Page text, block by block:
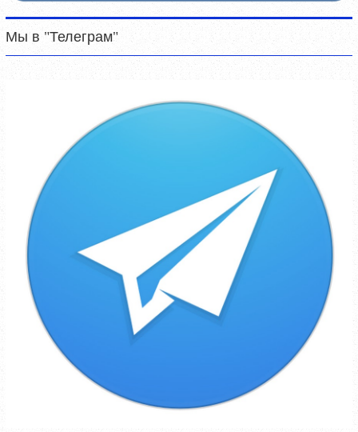
Мы в "Телеграм"